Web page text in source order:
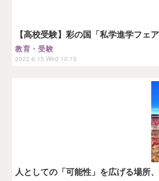
【高校受験】彩の国「私学進学フェ
教育・受験
2022.6.15 Wed 10:15
人としての「可能性」を広げる場所